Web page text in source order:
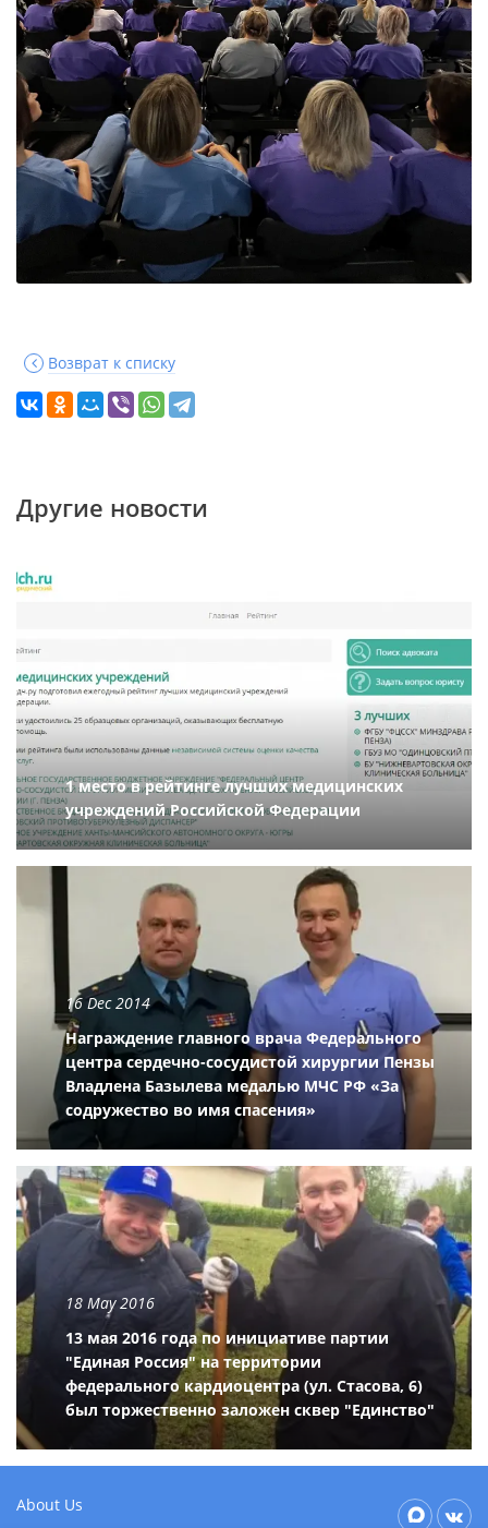
Возврат к списку
Другие новости
1 место в рейтинге лучших медицинских
учреждений Российской Федерации
16 Dec 2014
Награждение главного врача Федерального
центра сердечно-сосудистой хирургии Пензы
Владлена Базылева медалью МЧС РФ «За
содружество во имя спасения»
18 May 2016
13 мая 2016 года по инициативе партии
"Единая Россия" на территории
федерального кардиоцентра (ул. Стасова, 6)
был торжественно заложен сквер "Единство"
About Us